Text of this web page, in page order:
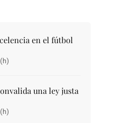
en el fútbol
una ley justa